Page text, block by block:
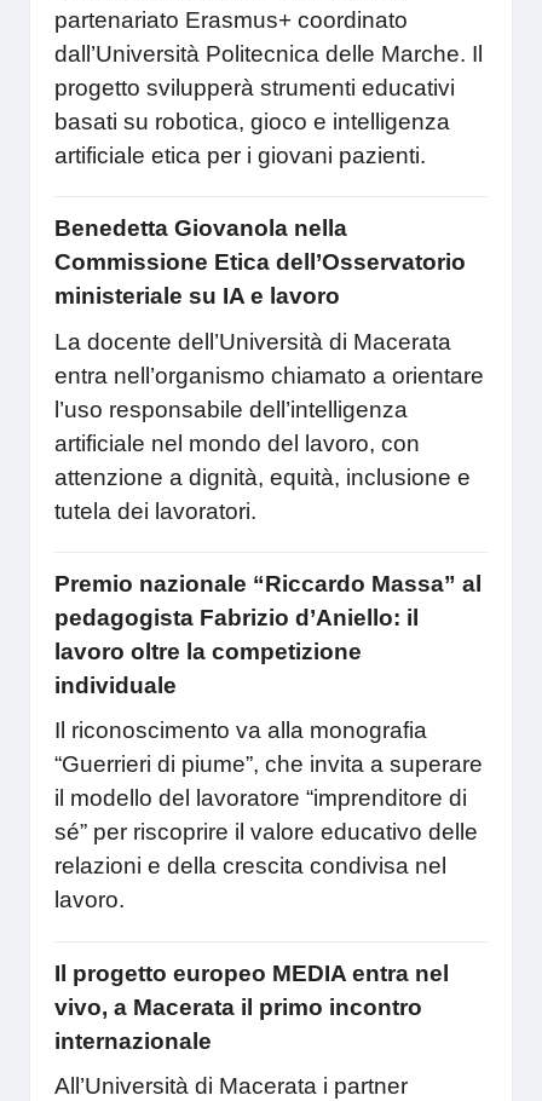
partenariato Erasmus+ coordinato
dall’Università Politecnica delle Marche. Il
progetto svilupperà strumenti educativi
basati su robotica, gioco e intelligenza
artificiale etica per i giovani pazienti.
Benedetta Giovanola nella
Commissione Etica dell’Osservatorio
ministeriale su IA e lavoro
La docente dell’Università di Macerata
entra nell’organismo chiamato a orientare
l’uso responsabile dell’intelligenza
artificiale nel mondo del lavoro, con
attenzione a dignità, equità, inclusione e
tutela dei lavoratori.
Premio nazionale “Riccardo Massa” al
pedagogista Fabrizio d’Aniello: il
lavoro oltre la competizione
individuale
Il riconoscimento va alla monografia
“Guerrieri di piume”, che invita a superare
il modello del lavoratore “imprenditore di
sé” per riscoprire il valore educativo delle
relazioni e della crescita condivisa nel
lavoro.
Il progetto europeo MEDIA entra nel
vivo, a Macerata il primo incontro
internazionale
All’Università di Macerata i partner